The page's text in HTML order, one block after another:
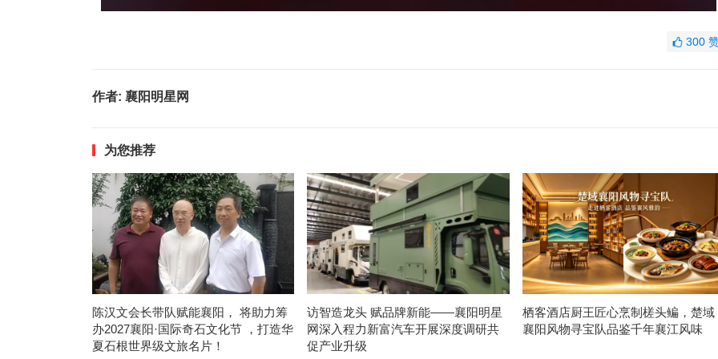
300
作者: 襄阳明星网
为您推荐
陈汉文会长带队赋能襄阳， 将助力筹
办2027襄阳·国际奇石文化节 ，打造华
夏石根世界级文旅名片！
访智造龙头 赋品牌新能——襄阳明星
网深入程力新富汽车开展深度调研共
促产业升级
栖客酒店厨王匠心烹制槎头鳊，楚域
襄阳风物寻宝队品鉴千年襄江风味